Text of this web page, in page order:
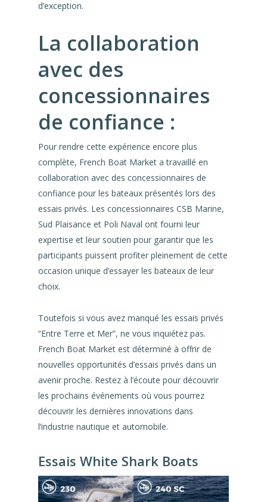
d’exception.
La collaboration
avec des
concessionnaires
de confiance :
Pour rendre cette expérience encore plus
complète, French Boat Market a travaillé en
collaboration avec des concessionnaires de
confiance pour les bateaux présentés lors des
essais privés. Les concessionnaires CSB Marine,
Sud Plaisance et Poli Naval ont fourni leur
expertise et leur soutien pour garantir que les
participants puissent profiter pleinement de cette
occasion unique d’essayer les bateaux de leur
choix.
Toutefois si vous avez manqué les essais privés
“Entre Terre et Mer”, ne vous inquiétez pas.
French Boat Market est déterminé à offrir de
nouvelles opportunités d’essais privés dans un
avenir proche. Restez à l’écoute pour découvrir
les prochains événements où vous pourrez
découvrir les dernières innovations dans
l’industrie nautique et automobile.
Essais White Shark Boats